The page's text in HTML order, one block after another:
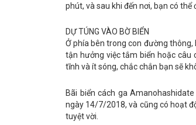
phút, và sau khi đến nơi, bạn có thể
DỰ TÚNG VÀO BỜ BIỂN
Ở phía bên trong con đường
tận hưởng việc tắm biển hoặc câu
tĩnh và ít sóng, chắc chắn bạn sẽ
Bãi biển cách ga
ngày 14/7/2018, và cũng có hoạt
tuyệt vời.